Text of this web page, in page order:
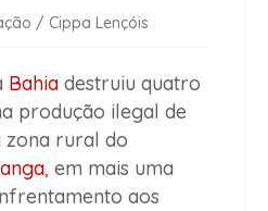
/ Cippa Lençóis
Bahia destruiu quatro
produção ilegal de
rural do
, em mais uma
aos